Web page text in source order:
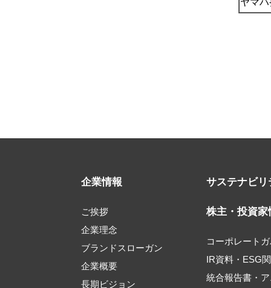
ヤマ
企業情報
ご挨拶
企業理念
ブランドスローガン
企業概要
長期ビジョン
サステナビリ
株主・投資家
コーポレート
IR資料・ESG
統合報告書・